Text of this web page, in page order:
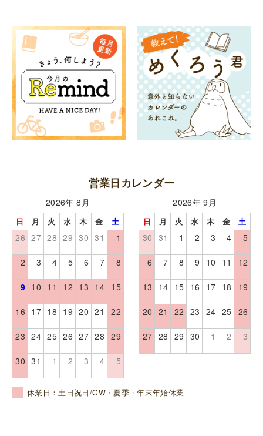
営業日カレンダー
2026年 8月
日 月 火 水 木 金 土
26 27 28 29 30 31 1
2 3 4 5 6 7 8
9 10 11 12 13 14 15
16 17 18 19 20 21 22
23 24 25 26 27 28 29
30 31 1 2 3 4 5
2026年 9月
日 月 火 水 木 金 土
30 31 1 2 3 4 5
6 7 8 9 10 11 12
13 14 15 16 17 18 19
20 21 22 23 24 25 26
27 28 29 30 1 2 3
休業日：土日祝日/GW・夏季・年末年始休業